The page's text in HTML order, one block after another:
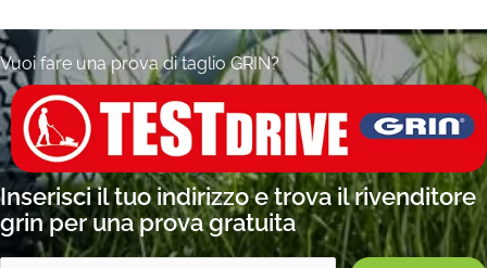
Vuoi fare una prova di taglio GRIN?
Inserisci il tuo indirizzo e trova il rivenditore
grin per una prova gratuita